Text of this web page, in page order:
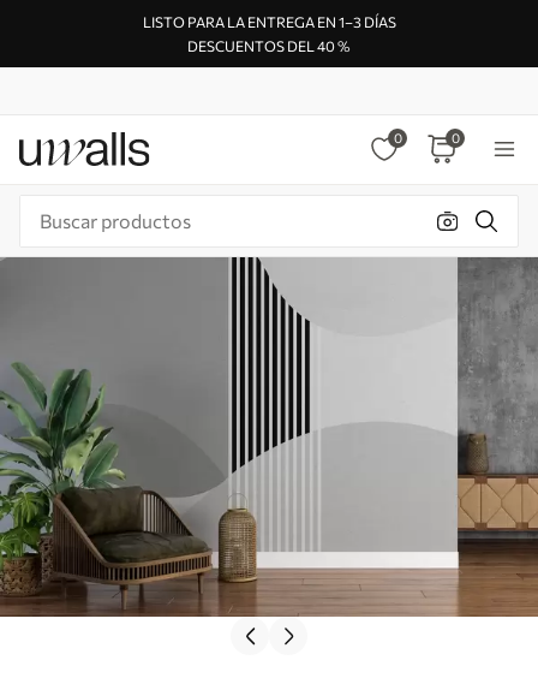
LISTO PARA LA ENTREGA EN 1–3 DÍAS
DESCUENTOS DEL 40 %
0 0